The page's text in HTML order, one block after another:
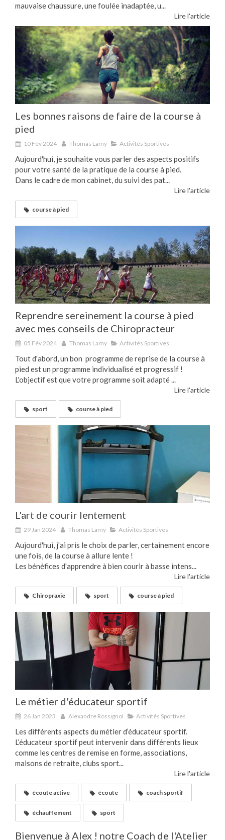
mauvaise chaussure, une foulée inadaptée, u...
Lire l'article
Les bonnes raisons de faire de la course à
pied
10 Fév 2024 Thomas Lamy Activités Sportives
Aujourd'hui, je souhaite vous parler des aspects positifs
pour votre santé de la pratique de la course à pied.
Dans le cadre de mon cabinet, du suivi des pat...
Lire l'article
course à pied
Reprendre sereinement la course à pied
avec mes conseils de Chiropracteur
05 Fév 2024 Thomas Lamy Activités Sportives
Tout d'abord, un bon programme de reprise de la course à
pied est un programme individualisé et progressif !
L'objectif est que votre programme soit adapté ...
Lire l'article
sport course à pied
L'art de courir lentement
29 Jan 2024 Thomas Lamy Activités Sportives
Aujourd'hui, j'ai pris le choix de parler, certainement encore
une fois, de la course à allure lente !
Les bénéfices d'apprendre à bien courir à basse intens...
Lire l'article
Chiropraxie sport course à pied
Le métier d'éducateur sportif
26 Jan 2023 Alexandre Rossignol Activités Sportives
Les différents aspects du métier d’éducateur sportif.
L’éducateur sportif peut intervenir dans différents lieux
comme les centres de remise en forme, associations,
maisons de retraite, clubs sport...
Lire l'article
écoute active écoute coach sportif
échauffement sport
Bienvenue à Alex ! notre Coach de l'Atelier